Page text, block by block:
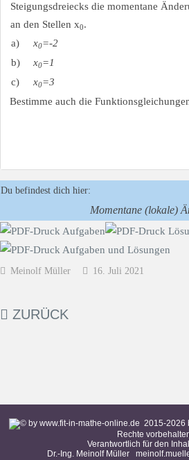
Steigungsdreiecks die momentane
an den Stellen x0.
a)
x0=-2
b)
x0=1
c)
x0=3
Bestimme auch die
Du befindest dich hier:
Momentane (lokale)
Meinolf Müller 16. Juli 2021
ZURÜCK
2015-2026
Rechte
Verantwortlich für den
Dr.-Ing. Meinolf Müller